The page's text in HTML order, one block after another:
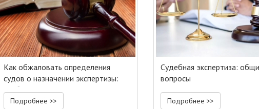
Как обжаловать определения
судов о назначении экспертизы:
разбираем нюансы
Подробнее >>
Судебная экспертиза:
вопросы
Подробнее >>